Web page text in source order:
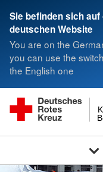
Sie befinden sich auf
deutschen Website
You are on the
you can use the
the English one